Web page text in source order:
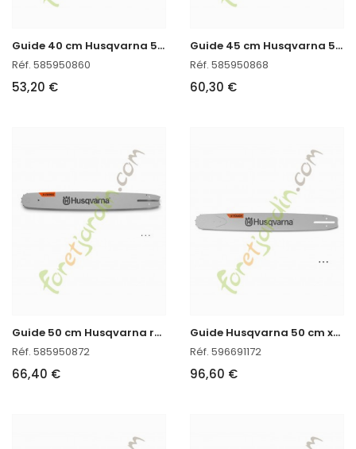
G
uide 40 cm Husqvarna 585950860
Réf. 585950860
53,20 €
G
uide 45 cm Husqvarna 585950868 en stock
Réf. 585950868
60,30 €
G
uide 50 cm Husqvarna réf : 585950872
Réf. 585950872
66,40 €
G
uide Husqvarna 50 cm x-tough
Réf. 596691172
96,60 €